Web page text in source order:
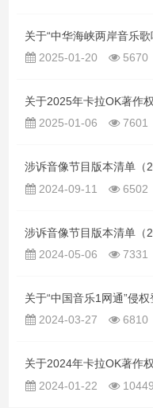
2025-01-20
5670
关于2025年卡拉OK著作
2025-01-06
7601
涉诉音像节目版本清单（
2024-09-11
6502
涉诉音像节目版本清单（
2024-05-06
7331
关于“中国音乐1网通”侵
2024-03-27
6810
关于2024年卡拉OK著作
2024-01-22
10449